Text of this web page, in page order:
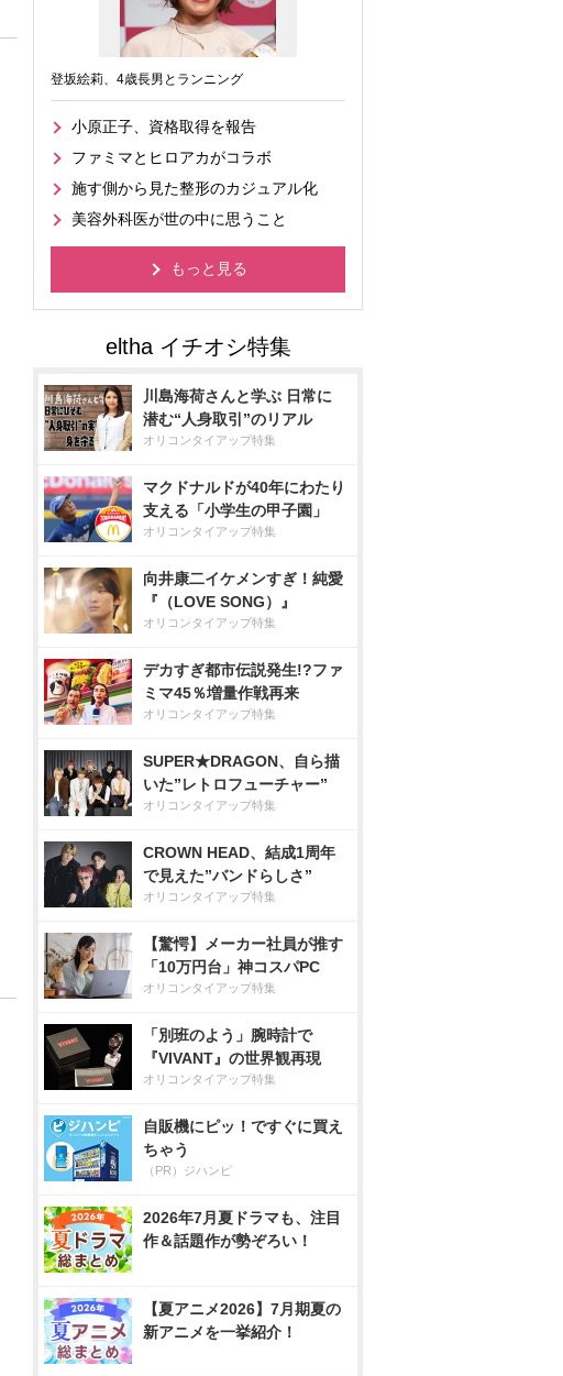
登坂絵莉、4歳長男とランニング
小原正子、資格取得を報告
ファミマとヒロアカがコラボ
施す側から見た整形のカジュアル化
美容外科医が世の中に思うこと
もっと見る
川島海荷さんと学ぶ 日常に
潜む“人身取引”のリアル
オリコンタイアップ特集
マクドナルドが40年にわたり
支える「小学生の甲子園」
オリコンタイアップ特集
向井康二イケメンすぎ！純愛
『（LOVE SONG）』
オリコンタイアップ特集
デカすぎ都市伝説発生!?ファ
ミマ45％増量作戦再来
オリコンタイアップ特集
SUPER★DRAGON、自ら描
いた”レトロフューチャー”
オリコンタイアップ特集
CROWN HEAD、結成1周年
で見えた”バンドらしさ”
オリコンタイアップ特集
【驚愕】メーカー社員が推す
「10万円台」神コスパPC
オリコンタイアップ特集
「別班のよう」腕時計で
『VIVANT』の世界観再現
オリコンタイアップ特集
自販機にピッ！ですぐに買え
ちゃう
（PR）ジハンピ
2026年7月夏ドラマも、注目
作＆話題作が勢ぞろい！
【夏アニメ2026】7月期夏の
新アニメを一挙紹介！